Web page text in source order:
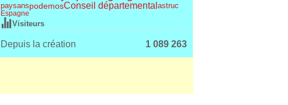
paysanspodemosConseil départemental astruc
Espagne
Visiteurs
Depuis la création 1 089 263